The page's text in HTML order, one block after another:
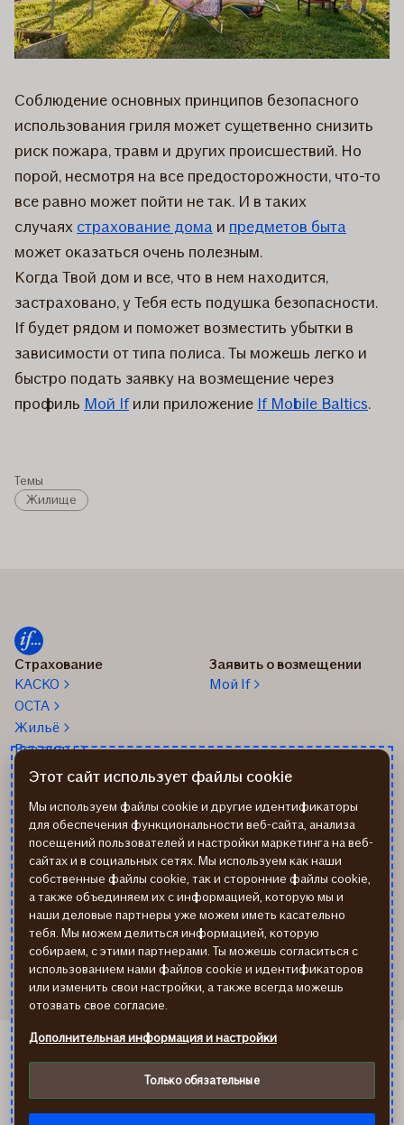
Соблюдение основных принципов безопасного
использования гриля может сущетвенно снизить
риск пожара, травм и других происшествий. Но
порой, несмотря на все предосторожности, что-то
все равно может пойти не так. И в таких
случаях страхование дома и предметов быта
может оказаться очень полезным.
Когда Твой дом и все, что в нем находится,
застраховано, у Тебя есть подушка безопасности.
If будет рядом и поможет возместить убытки в
зависимости от типа полиса. Ты можешь легко и
быстро подать заявку на возмещение через
профиль Мой Ifили приложение If Mobile Baltics.
Темы
Жилище
Страхование
КАСКО
OCTA
Жильё
Все виды
Заявить о возмещении
Мой If
О нас
Об If
Работа в If
Новости
Устойчивое развитие If
24/7 Телефон помощи: 67
338 333
Помощь на дороге
+37167514342
Пиши нам: info@if.lv
Наши офисы
Дистрибьюторы
страхования If
Реквизиты
If Kindlustus EE
If Draudimas LT
Политика конфиденциальности
Cookies
Этот сайт использует файлы cookie
Мы используем файлы cookie и другие идентификаторы
для обеспечения функциональности веб-сайта, анализа
посещений пользователей и настройки маркетинга на веб-
сайтах и в социальных сетях. Мы используем как наши
собственные файлы cookie, так и сторонние файлы cookie,
а также объединяем их с информацией, которую мы и
наши деловые партнеры уже можем иметь касательно
тебя. Мы можем делиться информацией, которую
собираем, с этими партнерами. Ты можешь согласиться с
использованием нами файлов cookie и идентификаторов
или изменить свои настройки, а также всегда можешь
отозвать свое согласие.
Дополнительная информация и настройки
Только обязательные